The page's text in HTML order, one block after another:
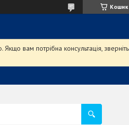
Кошик
вам потрібна консультація,